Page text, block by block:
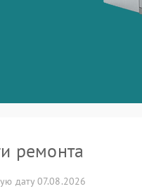
ремонта
дату 07.08.2026